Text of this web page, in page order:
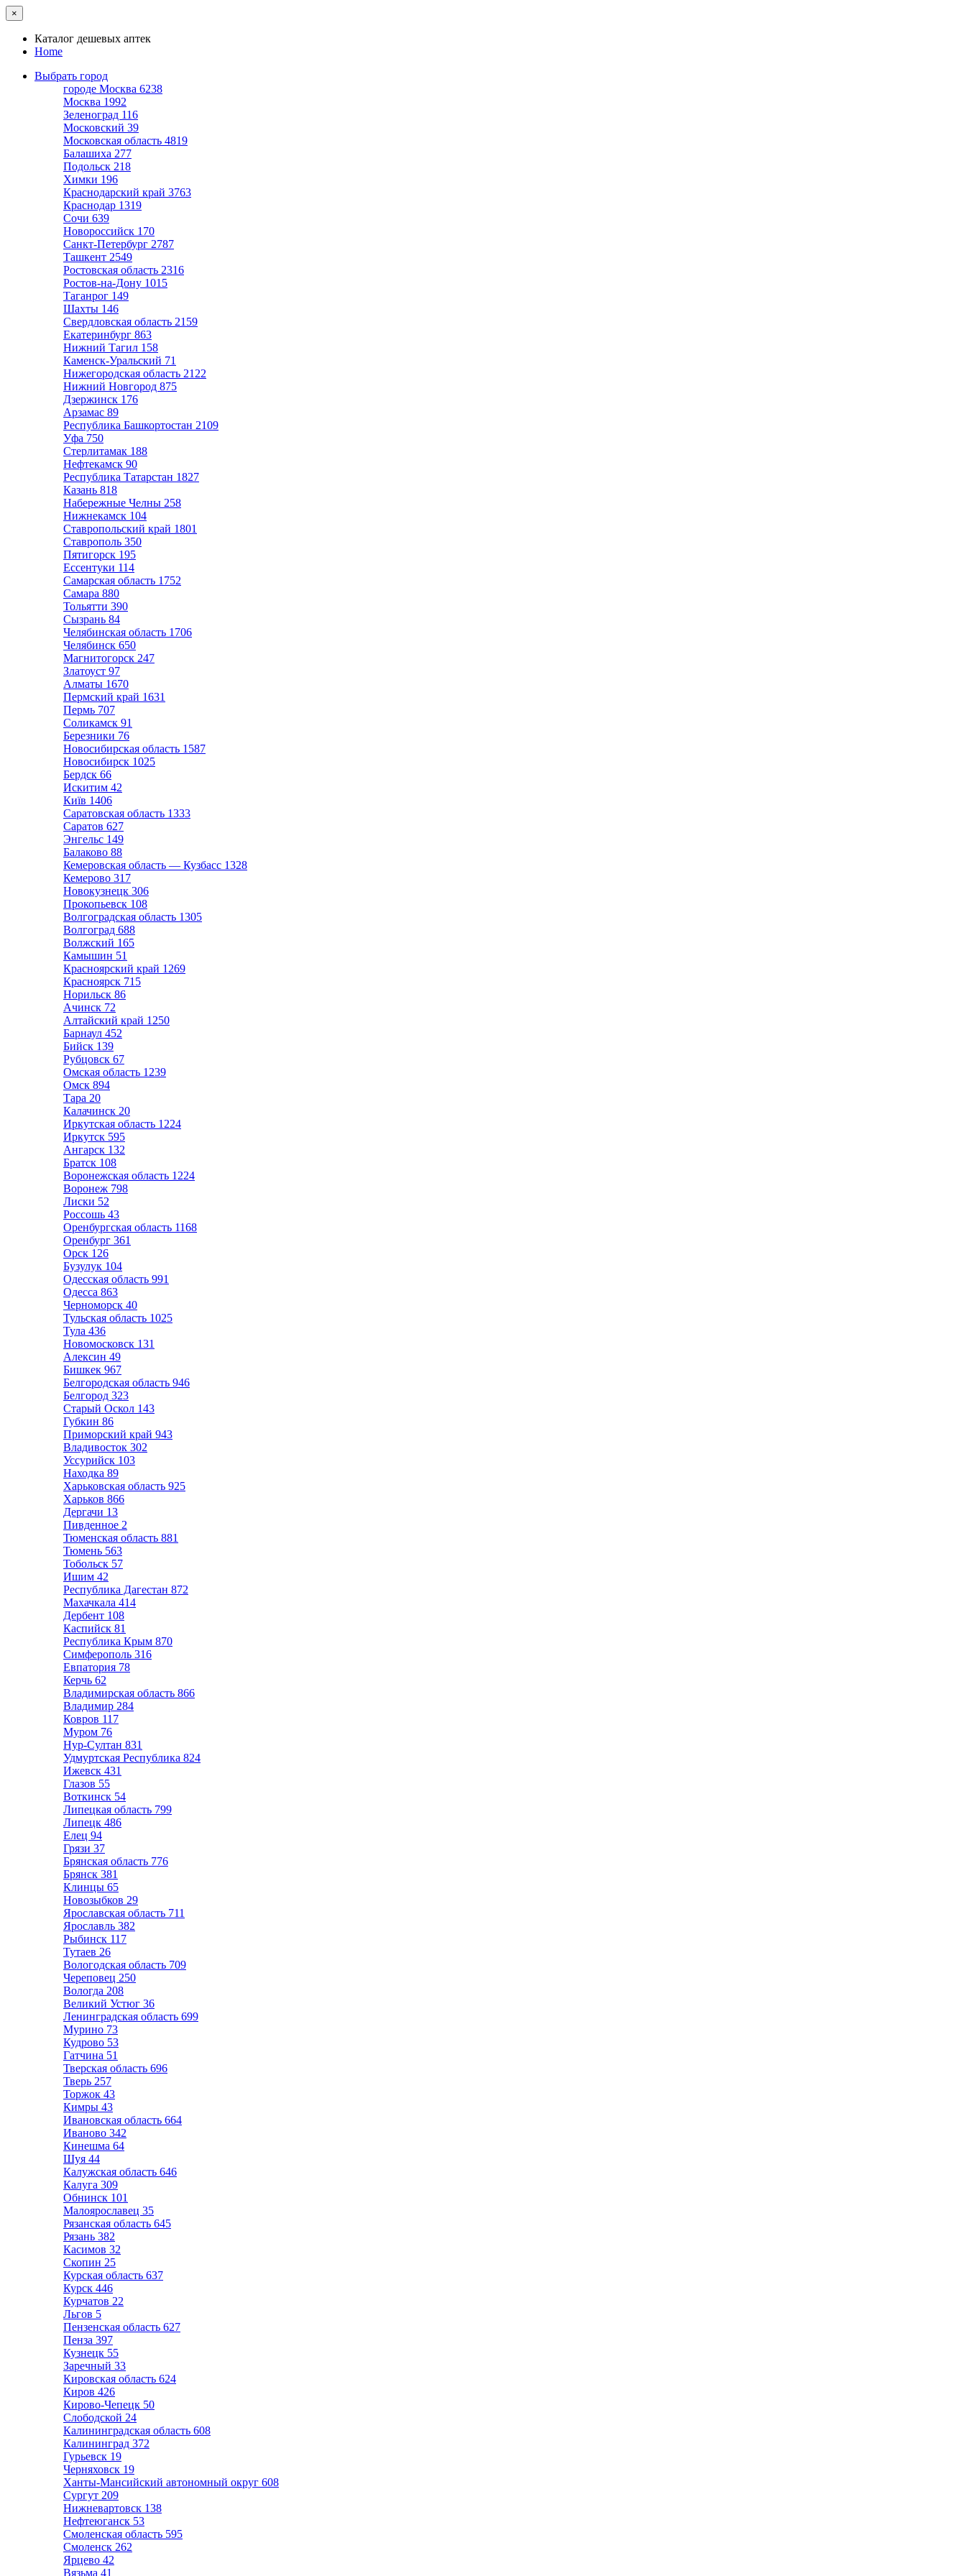
×
Каталог дешевых аптек
Home
Выбрать город
городе Москва 6238
Москва 1992
Зеленоград 116
Московский 39
Московская область 4819
Балашиха 277
Подольск 218
Химки 196
Краснодарский край 3763
Краснодар 1319
Сочи 639
Новороссийск 170
Санкт-Петербург 2787
Ташкент 2549
Ростовская область 2316
Ростов-на-Дону 1015
Таганрог 149
Шахты 146
Свердловская область 2159
Екатеринбург 863
Нижний Тагил 158
Каменск-Уральский 71
Нижегородская область 2122
Нижний Новгород 875
Дзержинск 176
Арзамас 89
Республика Башкортостан 2109
Уфа 750
Стерлитамак 188
Нефтекамск 90
Республика Татарстан 1827
Казань 818
Набережные Челны 258
Нижнекамск 104
Ставропольский край 1801
Ставрополь 350
Пятигорск 195
Ессентуки 114
Самарская область 1752
Самара 880
Тольятти 390
Сызрань 84
Челябинская область 1706
Челябинск 650
Магнитогорск 247
Златоуст 97
Алматы 1670
Пермский край 1631
Пермь 707
Соликамск 91
Березники 76
Новосибирская область 1587
Новосибирск 1025
Бердск 66
Искитим 42
Київ 1406
Саратовская область 1333
Саратов 627
Энгельс 149
Балаково 88
Кемеровская область — Кузбасс 1328
Кемерово 317
Новокузнецк 306
Прокопьевск 108
Волгоградская область 1305
Волгоград 688
Волжский 165
Камышин 51
Красноярский край 1269
Красноярск 715
Норильск 86
Ачинск 72
Алтайский край 1250
Барнаул 452
Бийск 139
Рубцовск 67
Омская область 1239
Омск 894
Тара 20
Калачинск 20
Иркутская область 1224
Иркутск 595
Ангарск 132
Братск 108
Воронежская область 1224
Воронеж 798
Лиски 52
Россошь 43
Оренбургская область 1168
Оренбург 361
Орск 126
Бузулук 104
Одесская область 991
Одесса 863
Черноморск 40
Тульская область 1025
Тула 436
Новомосковск 131
Алексин 49
Бишкек 967
Белгородская область 946
Белгород 323
Старый Оскол 143
Губкин 86
Приморский край 943
Владивосток 302
Уссурийск 103
Находка 89
Харьковская область 925
Харьков 866
Дергачи 13
Пивденное 2
Тюменская область 881
Тюмень 563
Тобольск 57
Ишим 42
Республика Дагестан 872
Махачкала 414
Дербент 108
Каспийск 81
Республика Крым 870
Симферополь 316
Евпатория 78
Керчь 62
Владимирская область 866
Владимир 284
Ковров 117
Муром 76
Нур-Султан 831
Удмуртская Республика 824
Ижевск 431
Глазов 55
Воткинск 54
Липецкая область 799
Липецк 486
Елец 94
Грязи 37
Брянская область 776
Брянск 381
Клинцы 65
Новозыбков 29
Ярославская область 711
Ярославль 382
Рыбинск 117
Тутаев 26
Вологодская область 709
Череповец 250
Вологда 208
Великий Устюг 36
Ленинградская область 699
Мурино 73
Кудрово 53
Гатчина 51
Тверская область 696
Тверь 257
Торжок 43
Кимры 43
Ивановская область 664
Иваново 342
Кинешма 64
Шуя 44
Калужская область 646
Калуга 309
Обнинск 101
Малоярославец 35
Рязанская область 645
Рязань 382
Касимов 32
Скопин 25
Курская область 637
Курск 446
Курчатов 22
Льгов 5
Пензенская область 627
Пенза 397
Кузнецк 55
Заречный 33
Кировская область 624
Киров 426
Кирово-Чепецк 50
Слободской 24
Калининградская область 608
Калининград 372
Гурьевск 19
Черняховск 19
Ханты-Мансийский автономный округ 608
Сургут 209
Нижневартовск 138
Нефтеюганск 53
Смоленская область 595
Смоленск 262
Ярцево 42
Вязьма 41